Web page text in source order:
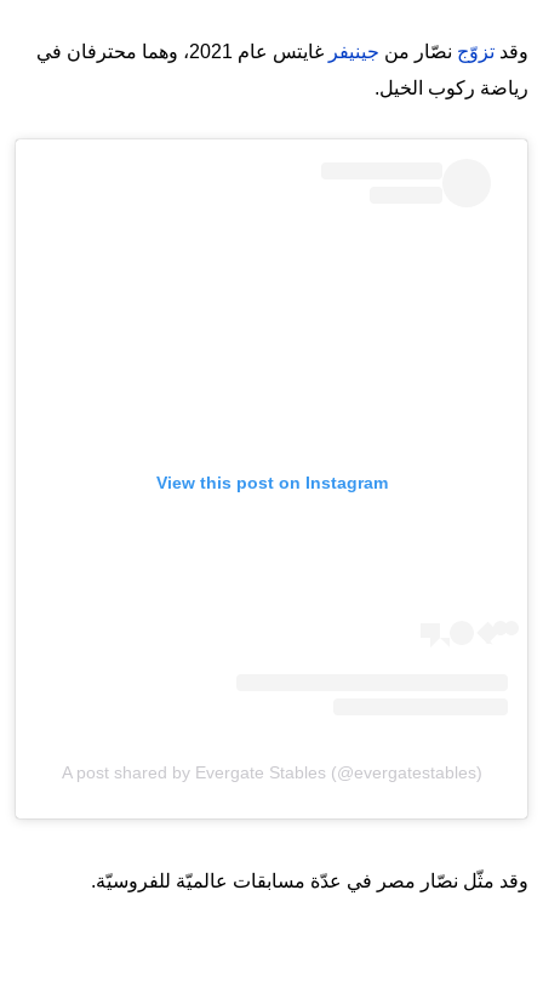
وقد تزوّج نصّار من جينيفر
غايتس عام 2021، وهما محترفان في
رياضة ركوب الخيل.
View this post on Instagram
A post shared by Evergate Stables (@evergatestables)
وقد مثّل نصّار مصر في عدّة مسابقات عالميّة للفروسيّة.